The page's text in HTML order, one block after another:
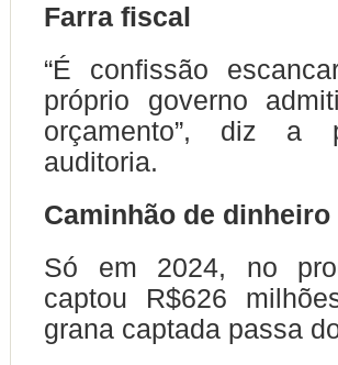
Farra fiscal
“É confissão
próprio governo
orçamento”, diz a
auditoria.
Caminhão de dinheiro
Só em 2024, no
captou R$626
grana captada passa